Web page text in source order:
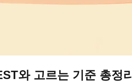
와 고르는 기준 총정리